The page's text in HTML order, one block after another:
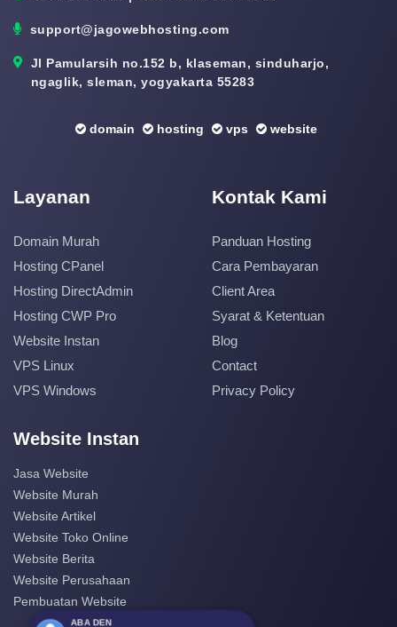
support@jagowebhosting.com
Jl Pamularsih no.152 b, klaseman, sinduharjo,
ngaglik, sleman, yogyakarta 55283
domain hosting vps website
Layanan
Domain Murah
Hosting CPanel
Hosting DirectAdmin
Hosting CWP Pro
Website Instan
VPS Linux
VPS Windows
Kontak Kami
Panduan Hosting
Cara Pembayaran
Client Area
Syarat & Ketentuan
Blog
Contact
Privacy Policy
Website Instan
Jasa Website
Website Murah
Website Artikel
Website Toko Online
Website Berita
Website Perusahaan
Pembuatan Website
ABA DEN